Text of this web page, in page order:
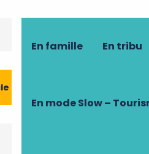
En famille En tribu
En mode Slow –
53